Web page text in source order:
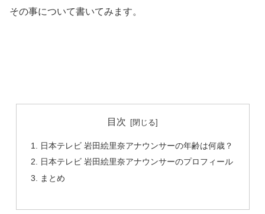
その事について書いてみます。
目次
日本テレビ 岩田絵里奈アナウンサーの年齢は何歳？
日本テレビ 岩田絵里奈アナウンサーのプロフィール
まとめ